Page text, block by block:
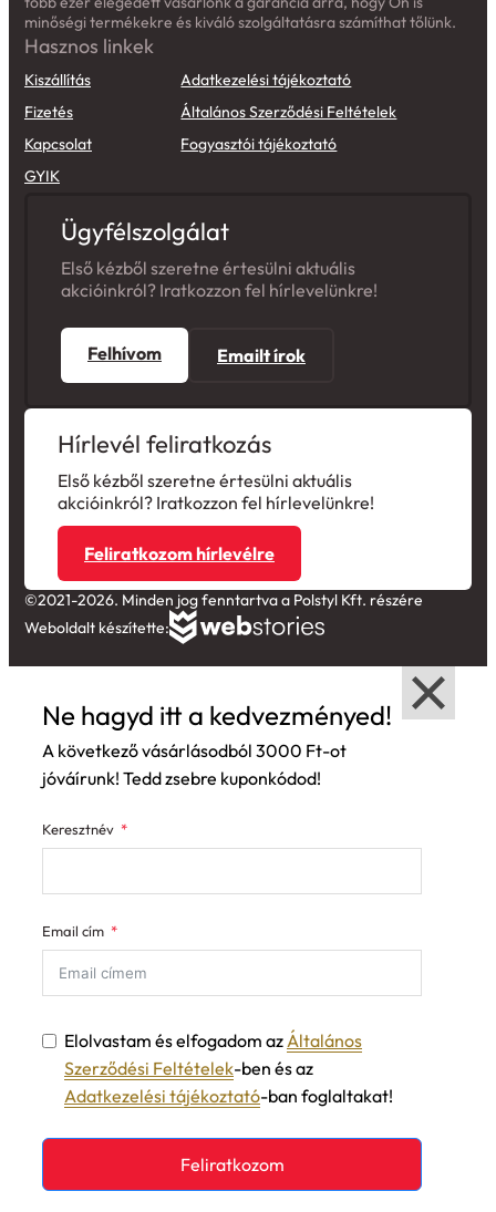
minőségi termékekre és kiváló szolgáltatásra számíthat tőlünk.
Hasznos linkek
Kiszállítás
Fizetés
Kapcsolat
GYIK
Adatkezelési tájékoztató
Általános Szerződési Feltételek
Fogyasztói tájékoztató
Ügyfélszolgálat
Első kézből szeretne értesülni aktuális
akcióinkról? Iratkozzon fel hírlevelünkre!
Felhívom Emailt írok
Hírlevél feliratkozás
Első kézből szeretne értesülni aktuális
akcióinkról? Iratkozzon fel hírlevelünkre!
Feliratkozom hírlevélre
©2021-2026. Minden jog fenntartva a Polstyl Kft. részére
Weboldalt készítette:
Ne hagyd itt a kedvezményed!
A következő vásárlásodból 3000 Ft-ot
jóváírunk! Tedd zsebre kuponkódod!
Keresztnév
Email cím
Elolvastam és elfogadom azÁltalános
Szerződési Feltételek-ben és az
Adatkezelési tájékoztató-ban foglaltakat!
Feliratkozom